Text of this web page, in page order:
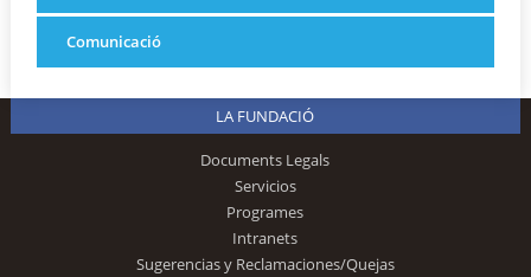
Comunicació
LA FUNDACIÓ
Documents Legals
Servicios
Programes
Intranets
Sugerencias y Reclamaciones/Quejas